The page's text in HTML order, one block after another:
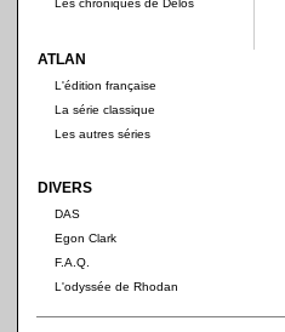
Les chroniques de Délos
ATLAN
L'édition française
La série classique
Les autres séries
DIVERS
DAS
Egon Clark
F.A.Q.
L'odyssée de Rhodan